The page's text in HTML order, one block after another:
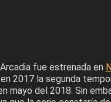
fue estrenada en
2017 la segunda
mayo del 2018. Sin